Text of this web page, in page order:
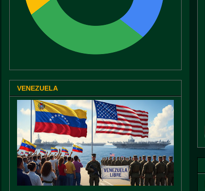
VENEZUELA